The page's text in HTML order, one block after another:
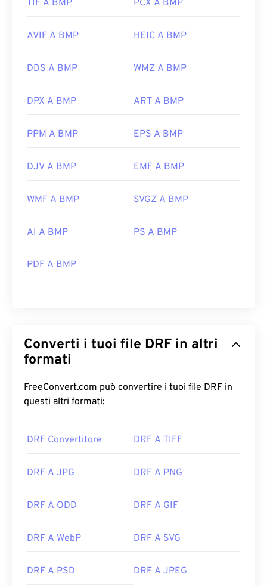
TIF A BMP PCX A BMP
AVIF A BMP HEIC A BMP
DDS A BMP WMZ A BMP
DPX A BMP ART A BMP
PPM A BMP EPS A BMP
DJV A BMP EMF A BMP
WMF A BMP SVGZ A BMP
AI A BMP PS A BMP
PDF A BMP
Converti i tuoi file DRF in altri
formati
FreeConvert.com può convertire i tuoi file DRF in
questi altri formati:
DRF Convertitore DRF A TIFF
DRF A JPG DRF A PNG
DRF A ODD DRF A GIF
DRF A WebP DRF A SVG
DRF A PSD DRF A JPEG